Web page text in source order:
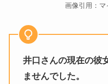
画像引用：マ
井口さんの現在の彼
ませんでした。